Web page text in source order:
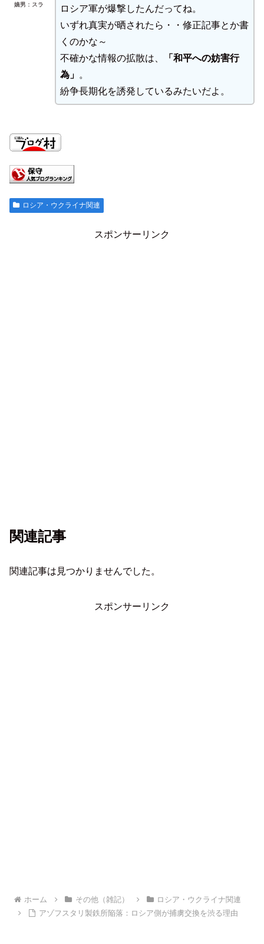
嫡男：スラ
ロシア軍が爆撃したんだってね。
いずれ真実が晒されたら・・修正記事とか書
くのかな～
不確かな情報の拡散は、
「和平への妨害行
為」 。
紛争長期化を誘発しているみたいだよ。
ロシア・ウクライナ関連
スポンサーリンク
関連記事
関連記事は見つかりませんでした。
スポンサーリンク
ホーム その他（雑記）
ロシア・ウクライナ関連
アゾフスタリ製鉄所陥落：ロシア側が捕虜交換を渋る理由